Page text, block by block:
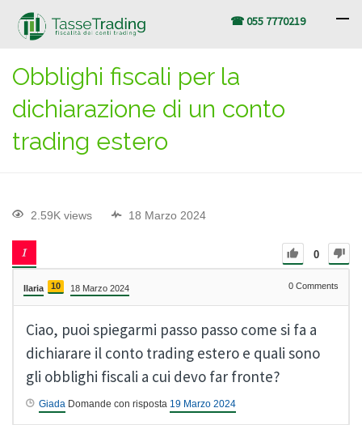
☎ 055 7770219
Obblighi fiscali per la
dichiarazione di un conto
trading estero
2.59K views 18 Marzo 2024
0
Ilaria 10 18 Marzo 2024 0 Comments
Ciao, puoi spiegarmi passo passo come si fa a
dichiarare il conto trading estero e quali sono
gli obblighi fiscali a cui devo far fronte?
Giada Domande con risposta 19 Marzo 2024